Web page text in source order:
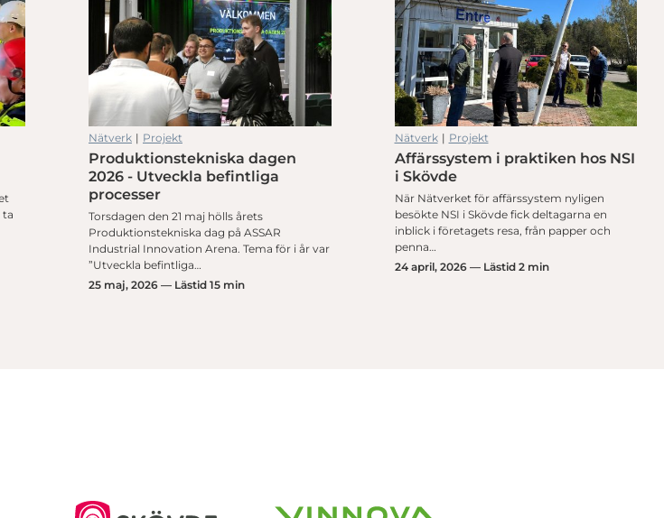
ta
Nätverk | Projekt
Produktionstekniska dagen
2026 - Utveckla befintliga
processer
Torsdagen den 21 maj hölls årets
Produktionstekniska dag på ASSAR
Industrial Innovation Arena. Tema för i år var
”Utveckla befintliga…
25 maj, 2026 — Lästid 15 min
Nätverk| Projekt
Affärssystem i praktiken hos NSI
i Skövde
När Nätverket för affärssystem nyligen
besökte NSI i Skövde fick deltagarna en
inblick i företagets resa, från papper och
penna…
24 april, 2026 — Lästid 2 min